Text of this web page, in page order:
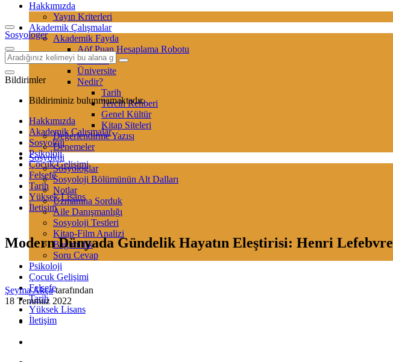
Hakkımızda
Yayın Kriterleri
Akademik Çalışmalar
Akademik Fayda
Aöf Puan Hesaplama Robotu
Sertifika
Üniversite
Nedir?
Tarih
Tercih Rehberi
Genel Kültür
Kitap Siteleri
Değerlendirme Yazısı
Denemeler
Sosyoloji
Sosyologlar
Sosyoloji Bölümünün Alt Dalları
Notlar
Uzmanına Sorduk
Aile Danışmanlığı
Sosyoloji Testleri
Kitap-Film Analizi
Bağımlılık
Soru Cevap
Psikoloji
Çocuk Gelişimi
Felsefe
Tarih
Yüksek Lisans
İletişim
Sosyologer
Bildirimler
Bildiriminiz bulunmamaktadır.
Hakkımızda
Akademik Çalışmalar
Sosyoloji
Psikoloji
Çocuk Gelişimi
Felsefe
Tarih
Yüksek Lisans
İletişim
Modern Dünyada Gündelik Hayatın Eleştirisi: Henri Lefebvre
Şeyma Akça tarafından
18 Temmuz 2022